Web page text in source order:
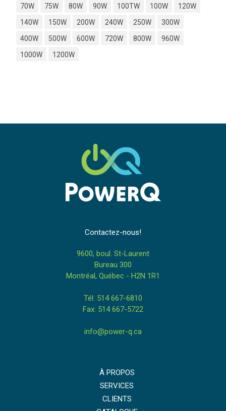
70W
75W 80W 90W 100TW 100W
120W
140W
150W 200W 240W 250W
300W
400W
500W 600W 720W 800W
960W
1000W
1200W
Contactez-nous!
9600, boul. St-Laurent
Bureau 300
Montréal, Québec - H2N 1R1
Tél: 514 667-6810
Fax: 514 667-5722
info@power-q.ca
À PROPOS
SERVICES
CLIENTS